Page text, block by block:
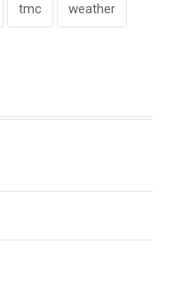
tmc weather